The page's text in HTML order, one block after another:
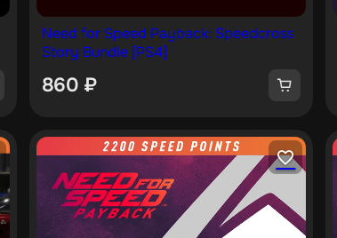
Need for Speed Payback: Speedcross
Story Bundle [PS4]
860 ₽